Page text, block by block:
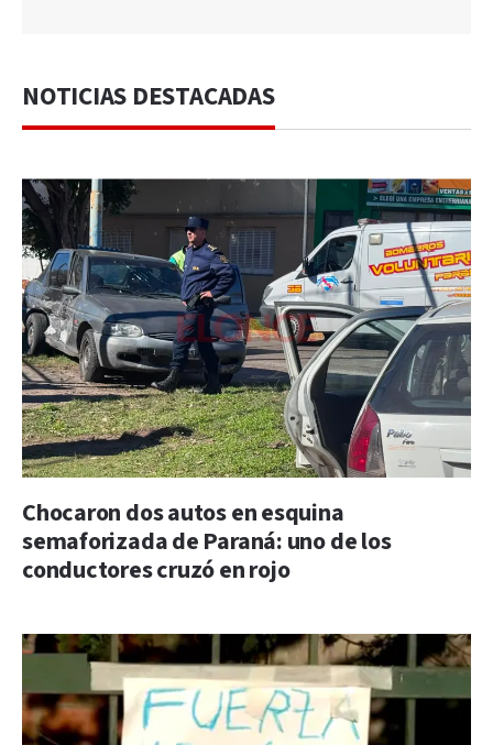
NOTICIAS DESTACADAS
Chocaron dos autos en esquina
semaforizada de Paraná: uno de los
conductores cruzó en rojo